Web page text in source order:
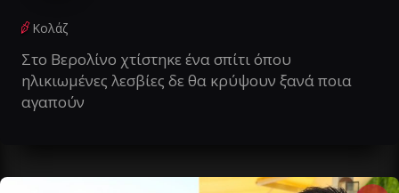
Κολάζ
Στο Βερολίνο χτίστηκε ένα σπίτι όπου
ηλικιωμένες λεσβίες δε θα κρύψουν ξανά ποια
αγαπούν